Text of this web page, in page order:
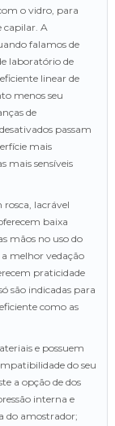
o vidro, para
capilar. A
falamos de
laboratório de
linear de
menos seu
de
passam
mais
mais sensíveis
lacrável
baixa
mãos no uso do
melhor vedação
praticidade
são indicadas para
como as
e possuem
do seu
a opção de dos
interna e
do amostrador;